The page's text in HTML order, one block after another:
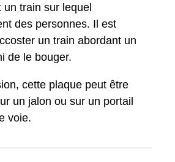
un train sur lequel
des personnes. Il est
un train abordant un
de le bouger.
cette plaque peut être
un jalon ou sur un portail
voie.